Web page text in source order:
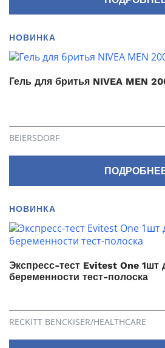
НОВИНКА
Гель для бритья NIVEA MEN
BEIERSDORF
НОВИНКА
Экспресс-тест Evitest One 1шт
беременности тест-полоска
RECKITT BENCKISER/НEALTHСARE